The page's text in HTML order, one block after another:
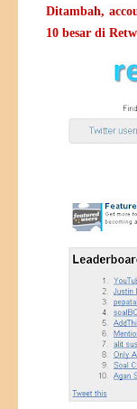
Ditambah,
10 besar di